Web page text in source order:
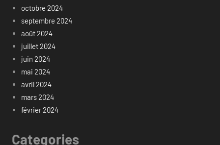
octobre 2024
septembre 2024
août 2024
juillet 2024
juin 2024
mai 2024
avril 2024
mars 2024
février 2024
Categories